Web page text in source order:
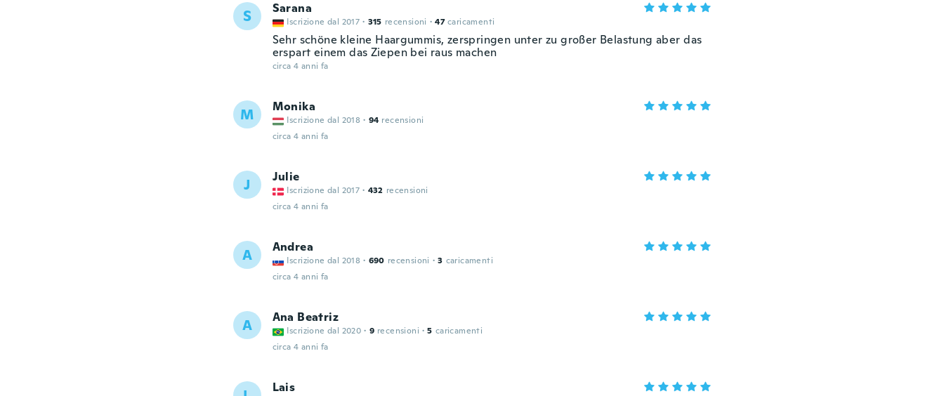
S Sarana
Iscrizione dal 2017 · 315 recensioni · 47 caricamenti
Sehr schöne kleine Haargummis, zerspringen unter zu großer Belastung aber das
erspart einem das Ziepen bei raus machen
circa 4 anni fa
M Monika
Iscrizione dal 2018 · 94 recensioni
circa 4 anni fa
J Julie
Iscrizione dal 2017 · 432 recensioni
circa 4 anni fa
A Andrea
Iscrizione dal 2018 · 690 recensioni · 3 caricamenti
circa 4 anni fa
A Ana Beatriz
Iscrizione dal 2020 · 9 recensioni · 5 caricamenti
circa 4 anni fa
Lais